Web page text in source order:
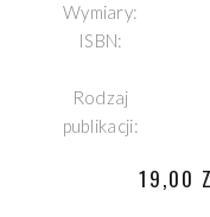
Wymiary:
ISBN:
Rodzaj
publikacji:
19,00